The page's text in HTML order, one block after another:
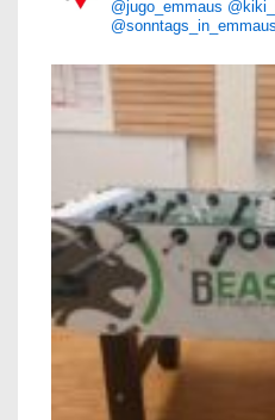
@jugo_emmaus
@sonntags_in_emmaus